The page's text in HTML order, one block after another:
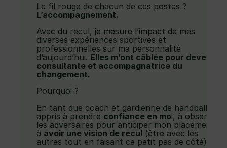
Le fil rouge de chacun de ces postes ?
L’accompagnement.
Avec du recul, je mesure l’impact de mes
diverses expériences sportives et
professionnelles sur ma personnalité
d’aujourd’hui. Elles m’ont câblée pour devenir
consultante et accompagnatrice du
changement.
Pourquoi ?
En tant que coach et gardienne de handball, j’ai
appris à prendre confiance en moi, à observer
les adversaires pour anticiper mon placement,
à avoir une vision de recul (être avec les
autres tout en faisant ce petit pas de côté).